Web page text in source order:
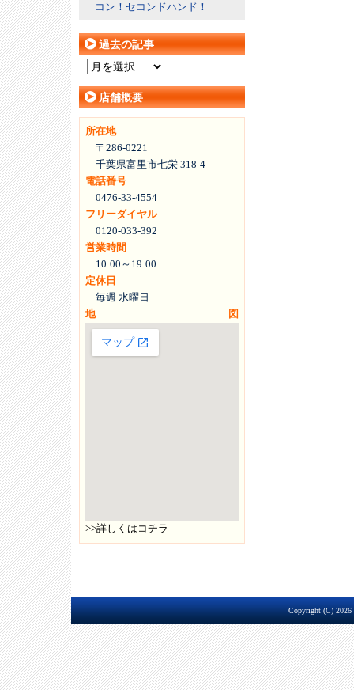
コン！セコンドハンド！
過去の記事
の
記
事
店舗概要
所在地
〒286-0221
千葉県富里市七栄 318-4
電話番号
0476-33-4554
フリーダイヤル
0120-033-392
営業時間
10:00～19:00
定休日
毎週 水曜日
地図
>>詳しくはコチラ
Copyright (C) 2026